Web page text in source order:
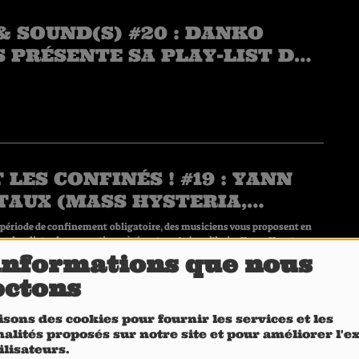
que nous
des cookies pour fournir les services et les
proposés sur notre site et pour améliorer
SOUND(S) #20 : DANKO
PRÉSENTE SA PLAY-LIST DE
EN EXCLUSIVITÉ
LES CONFINÉS ! #19 : YANN
(MASS HYSTERIA,
de confinement obligatoire, des musiciens vous proposent en
de suggestions à écouter. Aujourd'hui : Yann Heurtaux
Karras).
LES CONFINÉS ! #18 : DAVID
(WARNER MUSIC